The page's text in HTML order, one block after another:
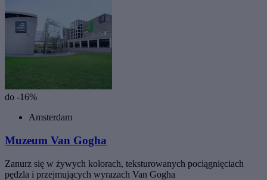
do -16%
Amsterdam
Muzeum Van Gogha
Zanurz się w żywych kolorach, teksturowanych pociągnięciach
pędzla i przejmujących wyrazach Van Gogha